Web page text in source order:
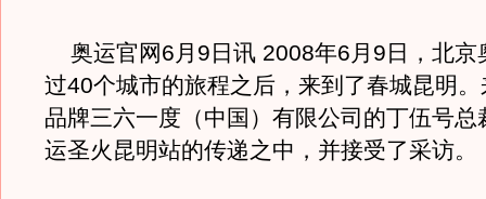
奥运官网6月9日讯 2008年6月9日，北京
过40个城市的旅程之后，来到了春城昆明
品牌三六一度（中国）有限公司的丁伍号总
运圣火昆明站的传递之中，并接受了采访。